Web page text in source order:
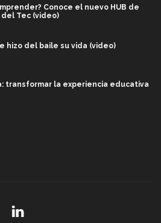
Conoce el nuevo HUB de
del Tec (video)
hizo del baile su vida (video)
transformar la experiencia educativa